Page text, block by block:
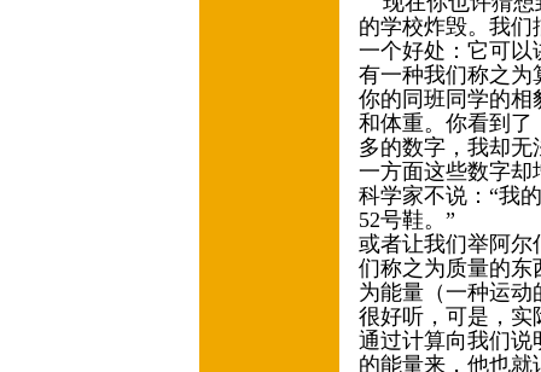
的学校炸毁。我
一个好处：它可以
有一种我们称之为
你的同班同学的相
和体重。你看到
多的数字，我却
一方面这些数字却
科学家不说：“我
52号鞋。”
或者让我们举阿尔
们称之为质量的东
为能量（一种运
很好听，可是，实
通过计算向我们说
的能量来，他也